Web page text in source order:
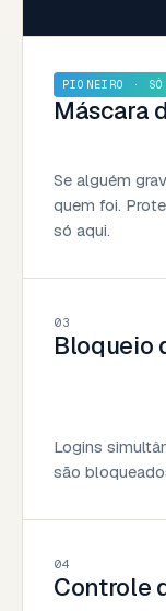
PIONEIRO · SÓ
Máscara
Se alguém
quem foi.
só aqui.
03
Bloqueio
Logins
são
04
Controle